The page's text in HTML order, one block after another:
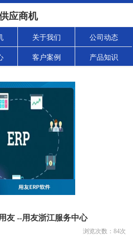
应商机
关于我们 公司动态
客户案例 产品知识
友 --用友浙江服务中心
浏览次数： 84次